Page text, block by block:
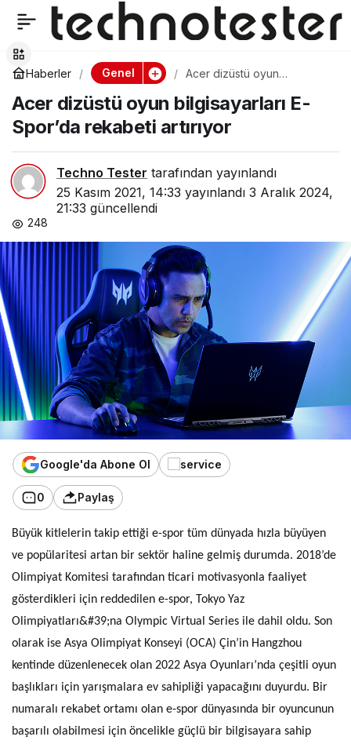
Haberler Genel
Acer dizüstü oyun
rekabeti artırıyor
Acer dizüstü oyun bilgisayarları E-
Spor’da rekabeti artırıyor
Techno Tester tarafından yayınlandı
25 Kasım 2021, 14:33 yayınlandı 3 Aralık 2024,
21:33 güncellendi
248
Google'da Abone Ol
0 Paylaş
Büyük kitlelerin takip ettiği e-spor tüm dünyada hızla büyüyen
ve popülaritesi artan bir sektör haline gelmiş durumda. 2018’de
Olimpiyat Komitesi tarafından ticari motivasyonla faaliyet
gösterdikleri için reddedilen e-spor, Tokyo Yaz
Olimpiyatları&#39;na Olympic Virtual Series ile dahil oldu. Son
olarak ise Asya Olimpiyat Konseyi (OCA) Çin’in Hangzhou
kentinde düzenlenecek olan 2022 Asya Oyunları’nda çeşitli oyun
başlıkları için yarışmalara ev sahipliği yapacağını duyurdu. Bir
numaralı rekabet ortamı olan e-spor dünyasında bir oyuncunun
başarılı olabilmesi için öncelikle güçlü bir bilgisayara sahip
Oral-B yeni şarjlı dış
fırçası iO’yu duyurdu
Paylaş